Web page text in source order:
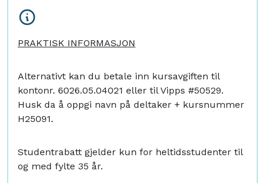
PRAKTISK INFORMASJON
Alternativt kan du betale inn kursavgiften til
kontonr. 6026.05.04021 eller til Vipps #50529.
Husk da å oppgi navn på deltaker + kursnummer
H25091.
Studentrabatt gjelder kun for heltidsstudenter til
og med fylte 35 år.